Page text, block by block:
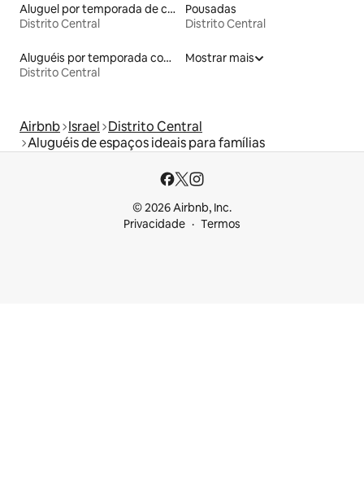
Aluguel por temporada de casas de hóspedes
Distrito Central
Pousadas
Distrito Central
Aluguéis por temporada com banheira de hidromassagem
Distrito Central
Mostrar mais
Airbnb Israel Distrito Central
Aluguéis de espaços ideais para famílias
© 2026 Airbnb, Inc.
Privacidade
Termos